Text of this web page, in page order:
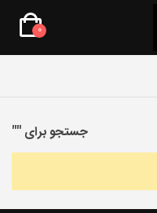
0
جستجو برای""